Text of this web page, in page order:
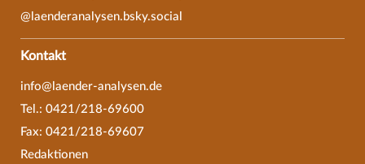
@laenderanalysen.bsky.social
Kontakt
info@laender-analysen.de
Tel.: 0421/218-69600
Fax: 0421/218-69607
Redaktionen